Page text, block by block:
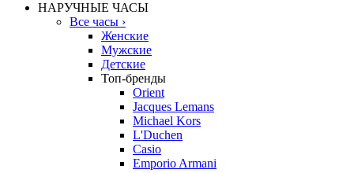
НАРУЧНЫЕ ЧАСЫ
Все часы ›
Женские
Мужские
Детские
Топ-бренды
Orient
Jacques Lemans
Michael Kors
L'Duchen
Casio
Emporio Armani